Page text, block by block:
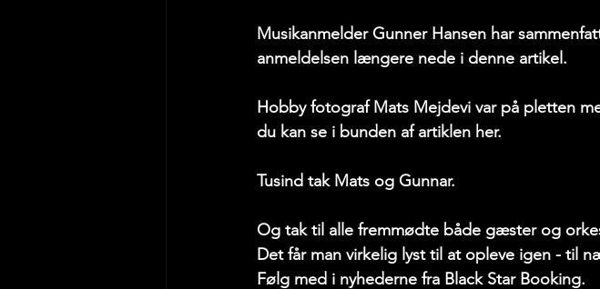
Musikanmelder Gunner Hansen har
anmeldelsen længere nede i denne artikel.
Hobby fotograf Mats Mejdevi var på pletten
du kan se i bunden af artiklen her.
Tusind tak Mats og Gunnar.
Og tak til alle fremmødte både gæster og
Det får man virkelig lyst til at opleve igen - til
Følg med i nyhederne fra Black Star Booking.